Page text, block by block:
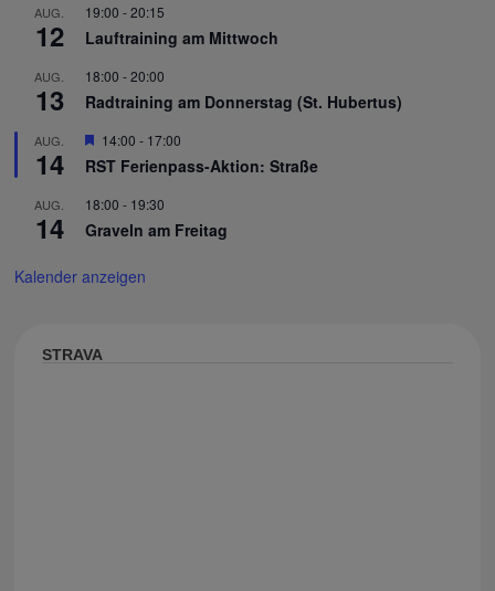
AUG.
12
19:00 -20:15
Lauftraining am Mittwoch
AUG.
13
18:00 -20:00
Radtraining am Donnerstag (St. Hubertus)
AUG.
14
Hervorgehoben
14:00 - 17:00
RST Ferienpass-Aktion: Straße
AUG.
14
18:00 - 19:30
Graveln am Freitag
Kalender anzeigen
STRAVA